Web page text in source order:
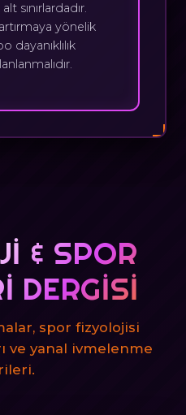
sınırlardadır.
yönelik
dayanıklılık
& SPOR
DERGISI
spor fizyolojisi
ve yanal ivmelenme